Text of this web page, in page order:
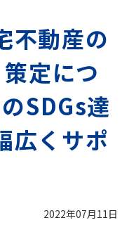
不動産の
策定につ
SDGs達
広くサポ
2022年07月11日